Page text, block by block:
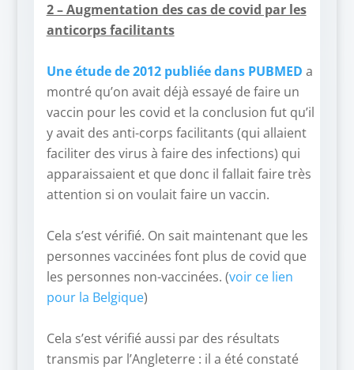
2 – Augmentation des cas de covid par les
anticorps facilitants
Une étude de 2012 publiée dans PUBMED a
montré qu’on avait déjà essayé de faire un
vaccin pour les covid et la conclusion fut qu’il
y avait des anti-corps facilitants (qui allaient
faciliter des virus à faire des infections) qui
apparaissaient et que donc il fallait faire très
attention si on voulait faire un vaccin.
Cela s’est vérifié. On sait maintenant que les
personnes vaccinées font plus de covid que
les personnes non-vaccinées. (voir ce lien
pour la Belgique)
Cela s’est vérifié aussi par des résultats
transmis par l’Angleterre : il a été constaté